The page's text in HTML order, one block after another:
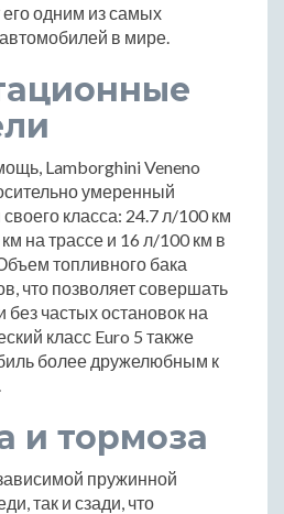
его одним из самых
в мире.
Lamborghini Veneno
умеренный
класса: 24.7 л/100 км
на трассе и 16 л/100 км в
топливного бака
что позволяет совершать
без частых остановок на
класс Euro 5 также
более дружелюбным к
и тормоза
пружинной
так и сзади, что